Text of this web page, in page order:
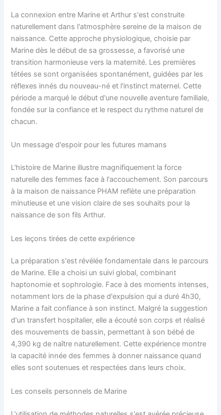
La connexion entre Marine et Arthur s'est construite
naturellement dans l'atmosphère sereine de la maison de
naissance. Cette approche physiologique, choisie par
Marine dès le début de sa grossesse, a favorisé une
transition harmonieuse vers la maternité. Les premières
tétées se sont organisées spontanément, guidées par les
réflexes innés du nouveau-né et l'instinct maternel. Cette
période a marqué le début d'une nouvelle aventure familiale,
fondée sur la confiance et le respect du rythme naturel de
chacun.
Un message d'espoir pour les futures mamans
L'histoire de Marine illustre magnifiquement la force
naturelle des femmes face à l'accouchement. Son parcours
à la maison de naissance PHAM reflète une préparation
minutieuse et une vision claire de ses souhaits pour la
naissance de son fils Arthur.
Les leçons tirées de cette expérience
La préparation s'est révélée fondamentale dans le parcours
de Marine. Elle a choisi un suivi global, combinant
haptonomie et sophrologie. Face à des moments intenses,
notamment lors de la phase d'expulsion qui a duré 4h30,
Marine a fait confiance à son instinct. Malgré la suggestion
d'un transfert hospitalier, elle a écouté son corps et réalisé
des mouvements de bassin, permettant à son bébé de
4,390 kg de naître naturellement. Cette expérience montre
la capacité innée des femmes à donner naissance quand
elles sont soutenues et respectées dans leurs choix.
Les conseils personnels de Marine